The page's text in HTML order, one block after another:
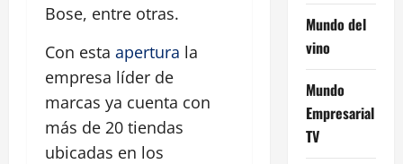
Bose, entre otras.
Con esta apertura la
empresa líder de
marcas ya cuenta con
más de 20 tiendas
ubicadas en los
Mundo del
vino
Mundo
Empresarial
TV